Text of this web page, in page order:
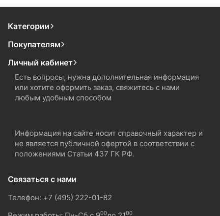
Категории
Покупателям
Личный кабинет
Есть вопросы, нужна дополнительная информация
или хотите оформить заказ, свяжитесь с нами
любым удобным способом
Информация на сайте носит справочный характер и
не является публичной офертой в соответствии с
положениями Статьи 437 ГК РФ.
Связаться с нами
Телефон: +7 (495) 222-01-82
00 00